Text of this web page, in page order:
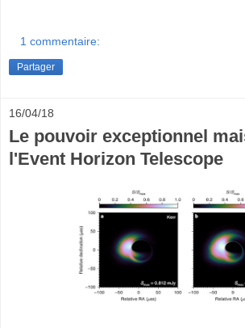
1 commentaire:
Partager
16/04/18
Le pouvoir exceptionnel
l'Event Horizon Telescope